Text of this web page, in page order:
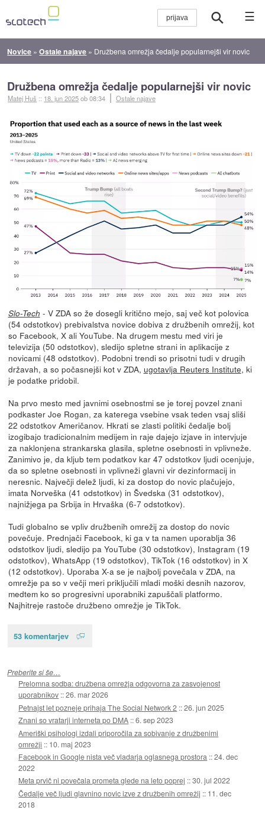
☰
Novice »Ostale najave » Družbena omrežja čedalje popularnejši vir novic
Družbena omrežja čedalje popularnejši vir novic
Matej Huš :: 18. jun 2025ob 08:34 Ostale najave
Slo-Tech - V ZDA so že dosegli kritično mejo, saj več kot polovica
(54 odstotkov) prebivalstva novice dobiva z družbenih omrežij, kot
so Facebook, X ali YouTube. Na drugem mestu med viri je
televizija (50 odstotkov), sledijo spletne strani in aplikacije z
novicami (48 odstotkov). Podobni trendi so prisotni tudi v drugih
državah, a so počasnejši kot v ZDA, ugotavlja Reuters Institute, ki
je podatke pridobil.
Na prvo mesto med javnimi osebnostmi se je torej povzel znani
podkaster Joe Rogan, za katerega vsebine vsak teden vsaj sliši
22 odstotkov Američanov. Hkrati se zlasti politiki čedalje bolj
izogibajo tradicionalnim medijem in raje dajejo izjave in intervjuje
za naklonjena strankarska glasila, spletne osebnosti in vplivneže.
Zanimivo je, da kljub tem podatkov kar 47 odstotkov ljudi ocenjuje,
da so spletne osebnosti in vplivneži glavni vir dezinformacij in
neresnic. Največji delež ljudi, ki za dostop do novic plačujejo,
imata Norveška (41 odstotkov) in Švedska (31 odstotkov),
najnižjega pa Srbija in Hrvaška (6-7 odstotkov).
Tudi globalno se vpliv družbenih omrežij za dostop do novic
povečuje. Prednjači Facebook, ki ga v ta namen uporablja 36
odstotkov ljudi, sledijo pa YouTube (30 odstotkov), Instagram (19
odstotkov), WhatsApp (19 odstotkov), TikTok (16 odstotkov) in X
(12 odstotkov). Uporaba X-a se je najbolj povečala v ZDA, na
omrežje pa so v večji meri priključili mladi moški desnih nazorov,
medtem ko so progresivni uporabniki zapuščali platformo.
Najhitreje rastoče družbeno omrežje je TikTok.
53 komentarjev
Preberite si še…
Prelomna sodba: družbena omrežja odgovorna za zasvojenost
uporabnikov ::26. mar 2026
Petnajst let pozneje prihaja The Social Network 2 ::26. jun 2025
Znani so vratarji interneta po DMA ::6. sep 2023
Ameriški psihologi izdali priporočila za sobivanje z družbenimi
omrežji :: 10. maj 2023
Facebook in Google nista več vladarja oglasnega prostora ::24. dec
2022
Meta prvič ni povečala prometa glede na leto poprej ::30. jul 2022
Čedalje več ljudi glavnino novic izve z družbenih omrežij :: 11. dec
2018